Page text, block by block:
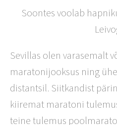
Soontes voolab
Sevillas olen varasemalt
maratonijooksus ning
distantsil. Siitkandist
kiiremat maratoni
teine tulemus